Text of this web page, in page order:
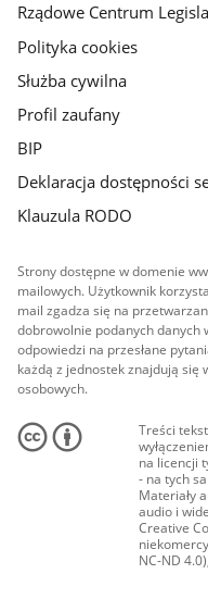
Rządowe Centrum
Polityka cookies
Służba cywilna
Profil zaufany
BIP
Deklaracja dostępności
Klauzula RODO
Strony dostępne w domenie
mailowych. Użytkownik
mail zgadza się na
dobrowolnie podanych danych
odpowiedzi na przesłane
każdą z jednostek znajdują się
osobowych.
Treści
na licencji
- na tych
Materiały
audio i
Creative
NC-ND